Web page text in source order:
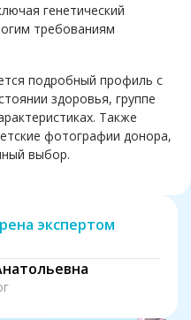
генетический
требованиям
подробный профиль с
здоровья, группе
Также
фотографии донора,
выбор.
экспертом